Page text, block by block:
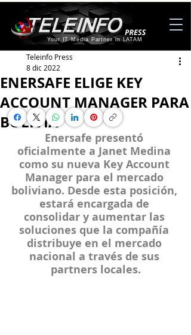
Your IT Media Partner in LATAM
ENERSAFE ELIGE KEY
ACCOUNT MANAGER PARA
BOLIVIA
Teleinfo Press
8 dic 2022
Enersafe presentó
oficialmente a Janet Medina
como su nueva Key Account
Manager para el mercado
boliviano. Desde esta posición,
estará encargada de
consolidar y aumentar las
soluciones que la compañía
distribuye en el mercado
nacional a través de sus
partners locales.